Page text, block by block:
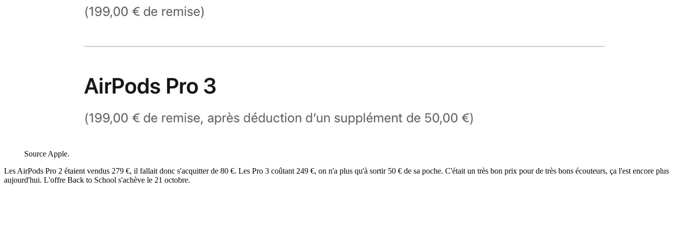
Source Apple.
Les AirPods Pro 2 étaient vendus 279 €, il fallait donc s'acquitter de 80 €. Les Pro 3 coûtant 249 €, on n'a plus qu'à sortir 50 € de sa poche. C'était un très bon prix pour de très bons écouteurs, ça l'est encore plus
aujourd'hui. L'offre Back to School s'achève le 21 octobre.